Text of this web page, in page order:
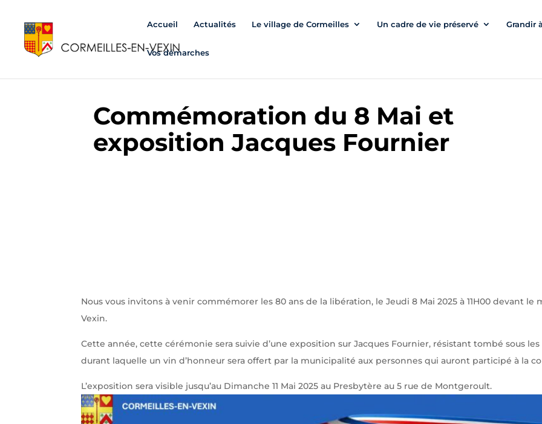
Accueil Actualités Le village de Cormeilles Un cadre de vie préservé Grandir
Vos démarches
Commémoration du 8 Mai et
exposition Jacques Fournier
Nous vous invitons à venir commémorer les 80 ans de la libération, le Jeudi 8 Mai 2025 à 11H00 devant
Vexin.
Cette année, cette cérémonie sera suivie d’une exposition sur Jacques Fournier, résistant tombé sous
durant laquelle un vin d’honneur sera offert par la municipalité aux personnes qui auront participé à la
L’exposition sera visible jusqu’au Dimanche 11 Mai 2025 au Presbytère au 5 rue de Montgeroult.